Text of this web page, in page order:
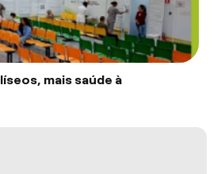
mais saúde à